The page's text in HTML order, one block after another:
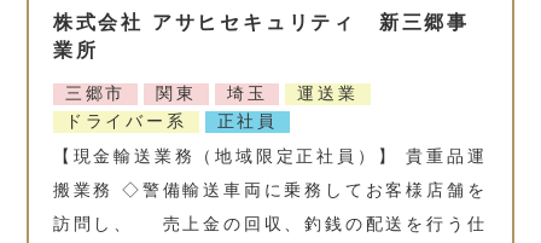
株式会社 アサヒセキュリティ 新三郷事
業所
三郷市 関東 埼玉
運送業
ドライバー系
正社員
【現金輸送業務（地域限定正社員）】 貴重品運
搬業務 ◇警備輸送車両に乗務してお客様店舗を
訪問し、 売上金の回収、釣銭の配送を行う仕